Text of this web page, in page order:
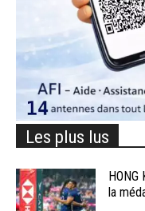
Les plus lus
HONG
la